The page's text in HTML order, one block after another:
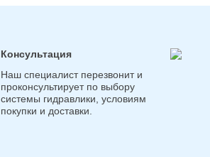
Консультация
Наш специалист перезвонит и
проконсультирует по выбору
системы гидравлики, условиям
покупки и доставки.